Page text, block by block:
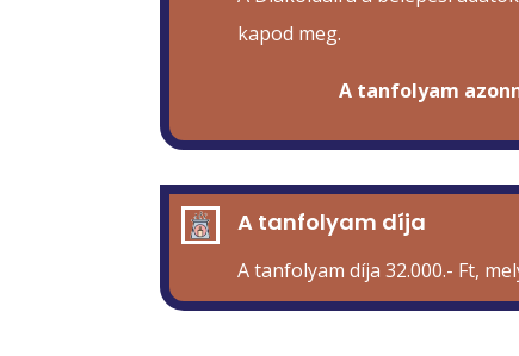
kapod meg.
A tanfolyam
A tanfolyam díja
A tanfolyam díja 32.000.- Ft,